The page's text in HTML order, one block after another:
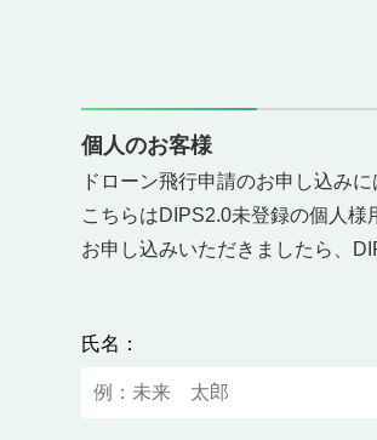
個人のお客様
ドローン飛行申請のお申し込み
こちらはDIPS2.0未登録の個人様
お申し込みいただきましたら、
氏名：